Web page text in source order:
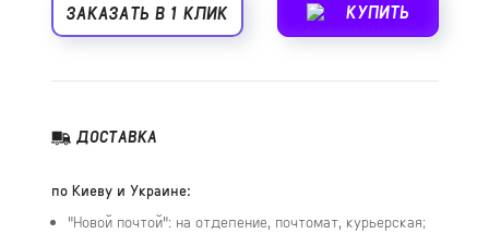
КУПИТЬ
ЗАКАЗАТЬ В 1 КЛИК
ДОСТАВКА
по Киеву и Украине:
"Новой почтой": на отделение, почтомат, курьерская;